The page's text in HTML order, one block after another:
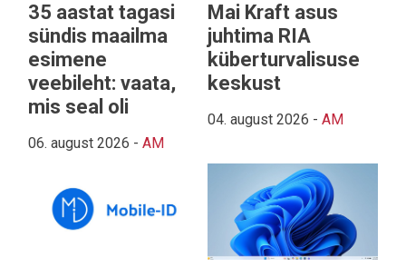
35 aastat tagasi
sündis maailma
esimene
veebileht: vaata,
mis seal oli
06. august 2026 - AM
Mai Kraft asus
juhtima RIA
küberturvalisuse
keskust
04. august 2026 - AM